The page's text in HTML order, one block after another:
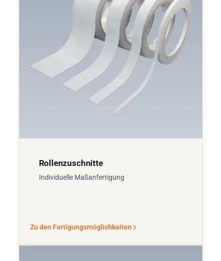
Rollenzuschnitte
Individuelle Maßanfertigung
Zu den Fertigungsmöglichkeiten